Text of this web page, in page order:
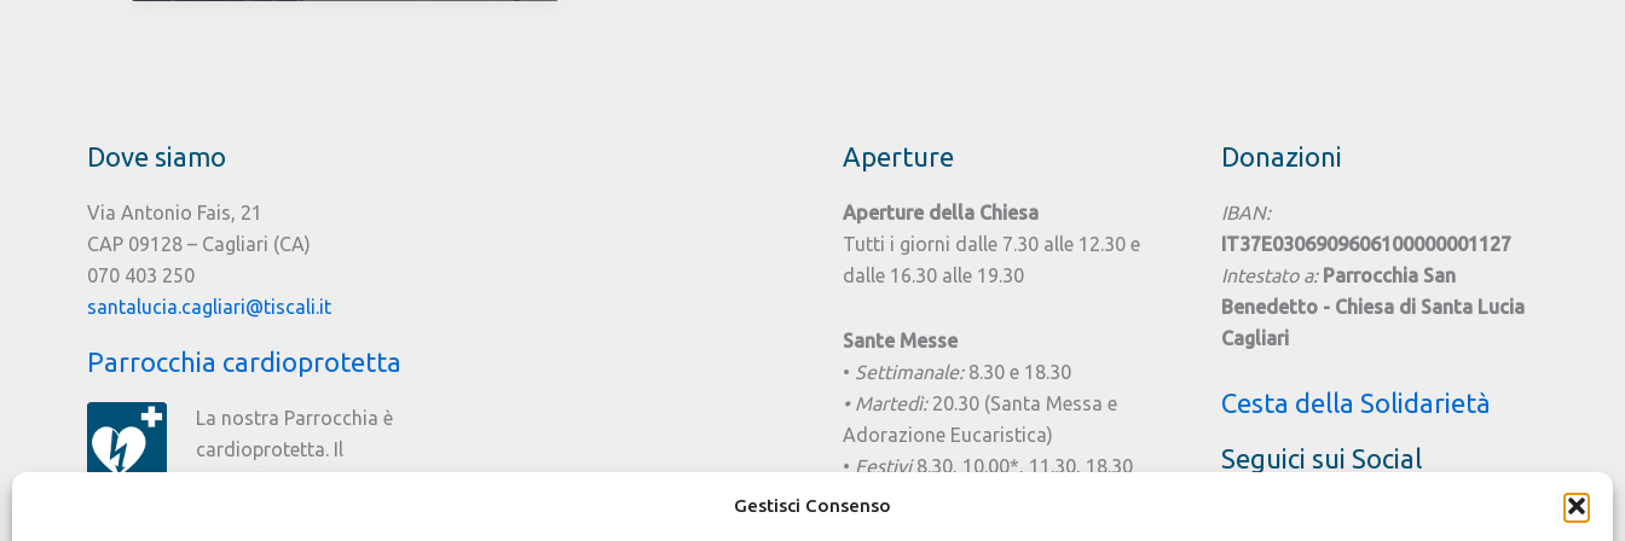
Gestisci Consenso
Cagliari”
Antioco
Piseddu
Dove siamo
Via Antonio Fais, 21
CAP 09128 – Cagliari (CA)
070 403 250
santalucia.cagliari@tiscali.it
Parrocchia cardioprotetta
La nostra Parrocchia è
cardioprotetta. Il
Aperture
Aperture della Chiesa
Tutti i giorni dalle 7.30 alle 12.30 e
dalle 16.30 alle 19.30
Sante Messe
• Settimanale: 8.30 e 18.30
• Martedì: 20.30 (Santa Messa e
Adorazione Eucaristica)
• Festivi8.30, 10.00*, 11.30, 18.30
*Messa delle Famiglie da ottobre
Donazioni
IBAN:
IT37E0306909606100000001127
Intestato a: Parrocchia San
Benedetto - Chiesa di Santa Lucia
Cagliari
Cesta della Solidarietà
Seguici sui Social